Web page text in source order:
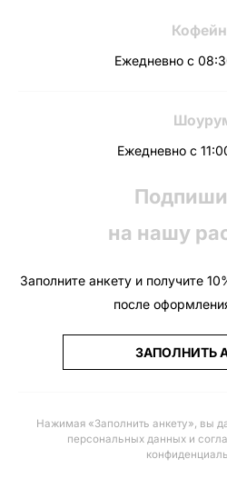
Ежедневно с
Ежедневно с
на нашу
Заполните анкету и получите
после
ЗАПОЛНИТЬ
Нажимая «Заполнить анкету», вы
персональных данных и